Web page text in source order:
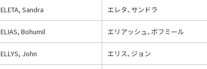
ELETA, Sandra エレタ､サンドラ
ELIAS, Bohumil エリアッシュ､ボフミール
ELLYS, John エリス､ジョン